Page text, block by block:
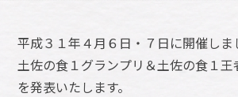
平成３１年４月６日・７日に開催し
土佐の食１グランプリ＆土佐の食１
を発表いたします。